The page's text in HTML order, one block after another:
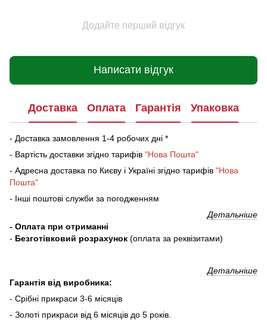
Додайте перший відгук
Написати відгук
Доставка Оплата Гарантія Упаковка
- Доставка замовлення 1-4 робочих дні *
- Вартість доставки згідно тарифів "Нова Пошта"
- Адресна доставка по Києву і Україні згідно тарифів "Нова
Пошта"
- Інші поштові служби за погодженням
Детальніше
- Оплата при отриманні
- Безготівковий розрахунок (оплата за реквізитами)
Детальніше
Гарантія від виробника:
- Срібні прикраси 3-6 місяців
- Золоті прикраси від 6 місяців до 5 років.